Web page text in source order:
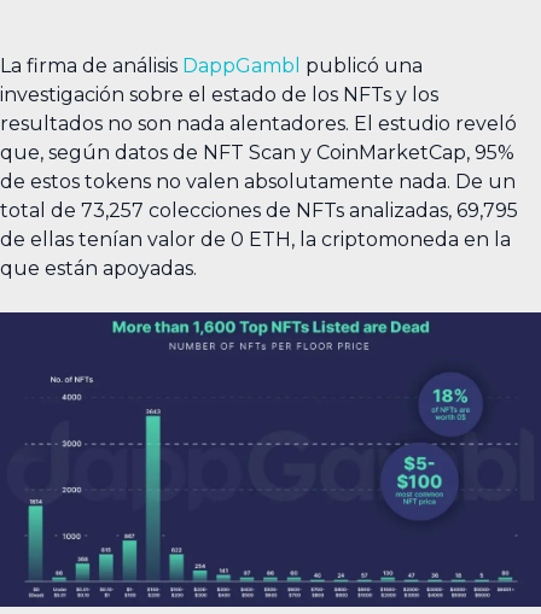
La firma de análisis DappGambl publicó una
investigación sobre el estado de los NFTs y los
resultados no son nada alentadores. El estudio reveló
que, según datos de NFT Scan y CoinMarketCap, 95%
de estos tokens no valen absolutamente nada. De un
total de 73,257 colecciones de NFTs analizadas, 69,795
de ellas tenían valor de 0 ETH, la criptomoneda en la
que están apoyadas.